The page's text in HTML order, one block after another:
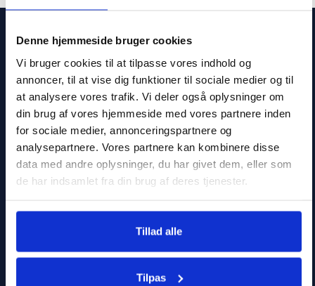
Denne hjemmeside bruger cookies
Vi bruger cookies til at tilpasse vores indhold og
annoncer, til at vise dig funktioner til sociale medier og til
at analysere vores trafik. Vi deler også oplysninger om
din brug af vores hjemmeside med vores partnere inden
for sociale medier, annonceringspartnere og
analysepartnere. Vores partnere kan kombinere disse
data med andre oplysninger, du har givet dem, eller som
de har indsamlet fra din brug af deres tjenester.
Tillad alle
Tilpas
Service
Sporgsmål og svar
Kontakt
info@heatnordic.dk
Åbningstider Kundeservice
Dagligt i hverdagene.
Forretning
Om Heatnordic